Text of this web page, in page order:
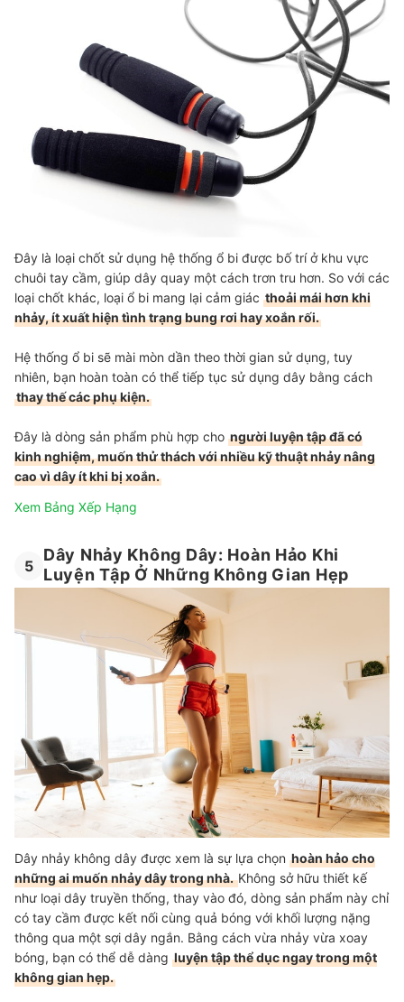
Đây là loại chốt sử dụng hệ thống ổ bi được bố trí ở khu vực
chuôi tay cầm, giúp dây quay một cách trơn tru hơn. So với các
loại chốt khác, loại ổ bi mang lại cảm giác thoải mái hơn khi
nhảy, ít xuất hiện tình trạng bung rơi hay xoắn rối.
Hệ thống ổ bi sẽ mài mòn dần theo thời gian sử dụng, tuy
nhiên, bạn hoàn toàn có thể tiếp tục sử dụng dây bằng cách
thay thế các phụ kiện.
Đây là dòng sản phẩm phù hợp cho người luyện tập đã có
kinh nghiệm, muốn thử thách với nhiều kỹ thuật nhảy nâng
cao vì dây ít khi bị xoắn.
Xem Bảng Xếp Hạng
5
Dây Nhảy Không Dây: Hoàn Hảo Khi
Luyện Tập Ở Những Không Gian Hẹp
Dây nhảy không dây được xem là sự lựa chọn hoàn hảo cho
những ai muốn nhảy dây trong nhà.Không sở hữu thiết kế
như loại dây truyền thống, thay vào đó, dòng sản phẩm này chỉ
có tay cầm được kết nối cùng quả bóng với khối lượng nặng
thông qua một sợi dây ngắn. Bằng cách vừa nhảy vừa xoay
bóng, bạn có thể dễ dàng luyện tập thể dục ngay trong một
không gian hẹp.